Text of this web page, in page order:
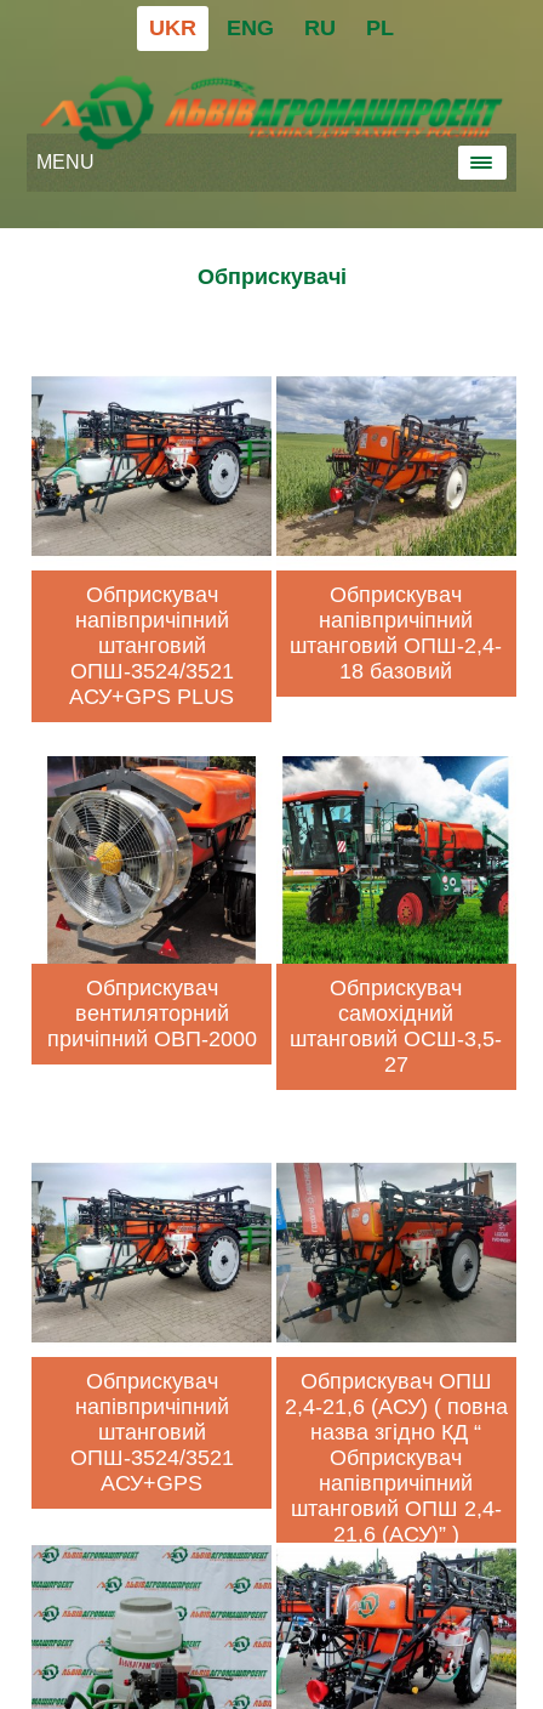
UKR ENG RU PL
MENU
Обприскувачі
Обприскувач
напівпричіпний
штанговий
ОПШ-3524/3521
АСУ+GPS PLUS
Обприскувач
напівпричіпний
штанговий ОПШ-2,4-
18 базовий
Обприскувач
вентиляторний
причіпний ОВП-2000
Обприскувач
самохідний
штанговий ОСШ-3,5-
27
Обприскувач
напівпричіпний
штанговий
ОПШ-3524/3521
АСУ+GPS
Обприскувач ОПШ
2,4-21,6 (АСУ) ( повна
назва згідно КД “
Обприскувач
напівпричіпний
штанговий ОПШ 2,4-
21,6 (АСУ)” )